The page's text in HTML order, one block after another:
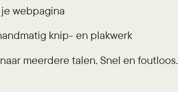
webpagina
knip- en plakwerk
naar meerdere talen. Snel en foutloos.